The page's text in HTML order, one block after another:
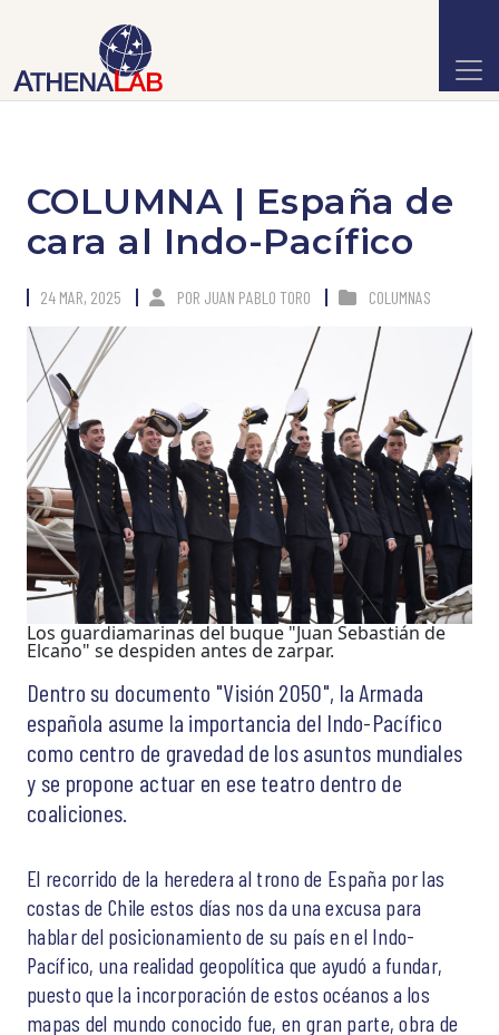
COLUMNA | España de
cara al Indo-Pacífico
24 MAR, 2025 POR JUAN PABLO TORO COLUMNAS
Los guardiamarinas del buque "Juan Sebastián de
Elcano" se despiden antes de zarpar.
Dentro su documento "Visión 2050", la Armada
española asume la importancia del Indo-Pacífico
como centro de gravedad de los asuntos mundiales
y se propone actuar en ese teatro dentro de
coaliciones.
El recorrido de la heredera al trono de España por las
costas de Chile estos días nos da una excusa para
hablar del posicionamiento de su país en el Indo-
Pacífico, una realidad geopolítica que ayudó a fundar,
puesto que la incorporación de estos océanos a los
mapas del mundo conocido fue, en gran parte, obra de